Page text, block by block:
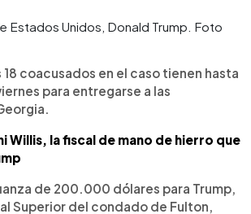
Estados Unidos, Donald Trump. Foto
18 coacusados en el caso tienen hasta
para entregarse a las
Willis, la fiscal de mano de hierro que
de 200.000 dólares para Trump,
Superior del condado de Fulton,